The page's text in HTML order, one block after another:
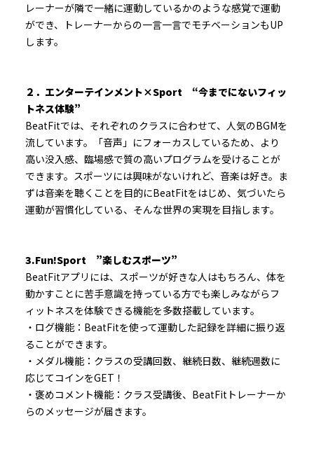
レーナーが隣で一緒に運動しているかのような感覚で運動
ができ、トレーナーからの一言一言でモチベーションもUP
します。
２．エンターテインメント×Sport “今までにないフィッ
トネス体験”
BeatFitでは、それぞれのクラスに合わせて、人気のBGMを
流しています。「音声」にフォーカスしているため、より
高い没入感、臨場感で質の高いプログラムを受けることが
できます。スポーツには興味がないけれど、音楽は好き。ま
ずは音楽を聴くことを目的にBeatFitをはじめ、気づいたら
運動が習慣化している、そんな世界の実現を目指します。
3.Fun!Sport ”楽しむスポーツ”
BeatFitアプリには、スポーツが好きな人はもちろん、体を
動かすことに苦手意識を持っている方でも楽しみながらフ
ィットネスを体験できる機能を多数搭載しています。
・ログ機能：BeatFitを使って運動した記録を詳細に振り返
ることができます。
・メダル機能：クラスの受講回数、継続日数、継続週数に
応じてコインをGET！
・褒めコメント機能：クラス受講後、BeatFitトレーナーか
らのメッセージが届きます。